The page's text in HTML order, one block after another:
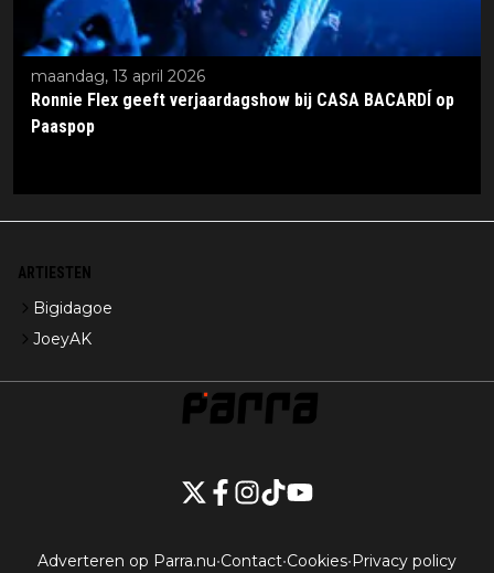
Ronnie Flex geeft verjaardagshow bij CASA BACARDÍ op
Paaspop
maandag, 13 april 2026
ARTIESTEN
Bigidagoe
JoeyAK
Adverteren op Parra.nu•Contact•Cookies•Privacy policy